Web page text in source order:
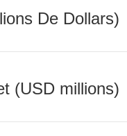
De Dollars)
(USD millions)